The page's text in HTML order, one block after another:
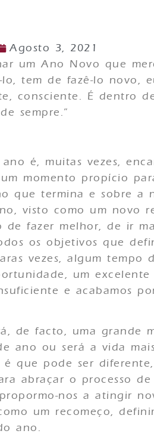
Agosto 3, 2021
um Ano Novo que
lo, tem de fazê-lo novo,
consciente. É dentro
sempre.”
é, muitas vezes,
momento propício
que termina e sobre a
visto como um novo
de fazer melhor, de ir
os objetivos que
vezes, algum tempo
um
e acabamos
de facto, uma grande
ano ou será a vida
é que pode ser
abraçar o processo
nos a atingir
um recomeço,
ano.